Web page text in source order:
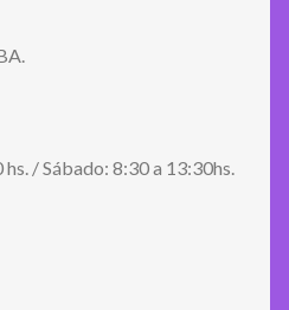
/ Sábado: 8:30 a 13:30hs.